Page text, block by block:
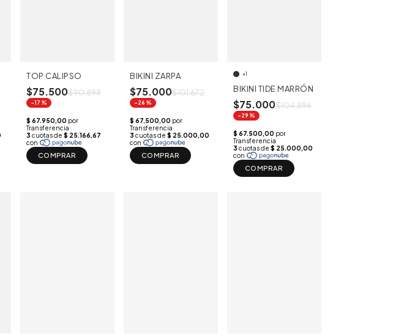
TOP CALIPSO
$75.500$90.899
-17%
COMPRAR
BIKINI ZARPA
$75.000$101.672
-26%
COMPRAR
+1
BIKINI TIDE MARRÓN
$75.000$104.896
-29%
COMPRAR